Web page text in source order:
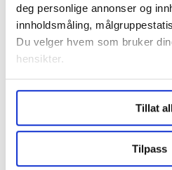
deg personlige annonser og
innholdsmåling,
Du velger hvem som bruker
hensikter.
Undermer infokan du lese
data behandles og hvordan du
brukes. Du kan hele tiden
samtykke fra erklæringen om
Tillat
Tilpass
– Man tar ikke bare en grad
sin på den masteren man tok
Krogstie.